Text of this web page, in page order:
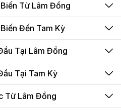
Từ Lâm Đồng
Đến Tam Kỳ
Tại Lâm Đồng
Tại Tam Kỳ
Từ Lâm Đồng